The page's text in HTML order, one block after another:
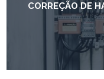
CORREÇÃO DE